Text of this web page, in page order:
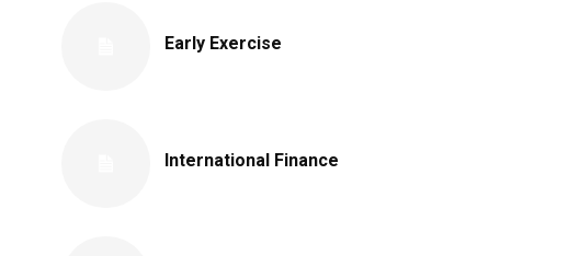
Early Exercise
International Finance